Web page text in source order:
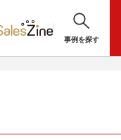
事例を探す